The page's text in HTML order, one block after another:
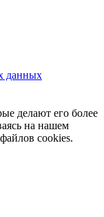
данных
делают его более
на нашем
cookies.